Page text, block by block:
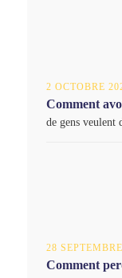
2 OCTOBRE
Comment
de gens veulent
28
Comment